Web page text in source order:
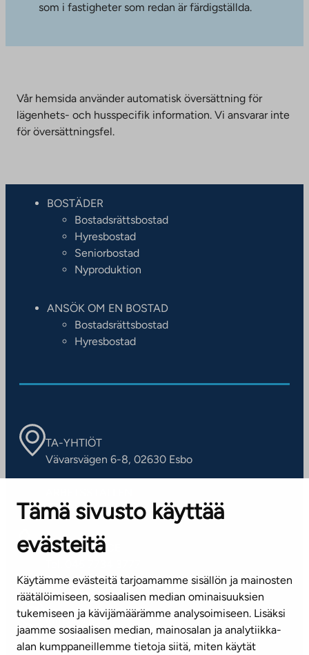
Tämä sivusto käyttää
evästeitä
Käytämme evästeitä tarjoamamme sisällön ja mainosten
räätälöimiseen, sosiaalisen median ominaisuuksien
tukemiseen ja kävijämäärämme analysoimiseen. Lisäksi
jaamme sosiaalisen median, mainosalan ja analytiikka-
alan kumppaneillemme tietoja siitä, miten käytät
som i fastigheter som redan är färdigställda.
Vår hemsida använder automatisk översättning för
lägenhets- och husspecifik information. Vi ansvarar inte
för översättningsfel.
BOSTÄDER
Bostadsrättsbostad
Hyresbostad
Seniorbostad
Nyproduktion
ANSÖK OM EN BOSTAD
Bostadsrättsbostad
Hyresbostad
TA-YHTIÖT
Vävarsvägen 6-8, 02630 Esbo
Kontaktinformation
KUNDSERVICE
(vardagar kl. 8–16)
info@ta.fi